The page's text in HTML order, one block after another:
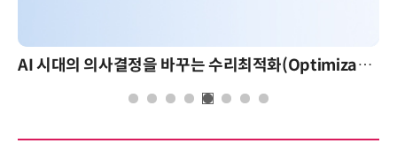
AI 시대의 의사결정을 바꾸는 수리최적화(Optimization): 실제 산업 적용 사례와 활용 전략